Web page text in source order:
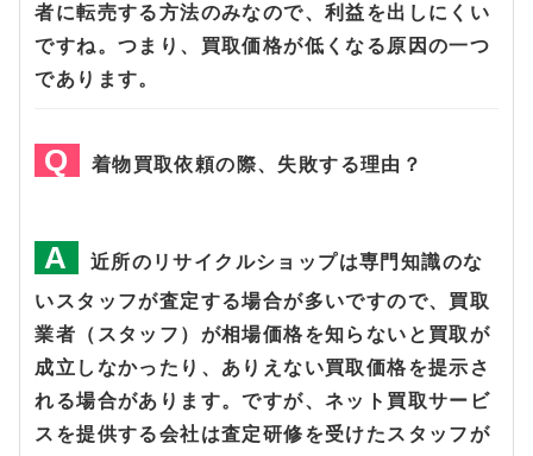
者に転売する方法のみなので、利益を出しにくい
ですね。つまり、買取価格が低くなる原因の一つ
であります。
着物買取依頼の際、失敗する理由？
近所のリサイクルショップは専門知識のな
いスタッフが査定する場合が多いですので、買取
業者（スタッフ）が相場価格を知らないと買取が
成立しなかったり、ありえない買取価格を提示さ
れる場合があります。ですが、ネット買取サービ
スを提供する会社は査定研修を受けたスタッフが